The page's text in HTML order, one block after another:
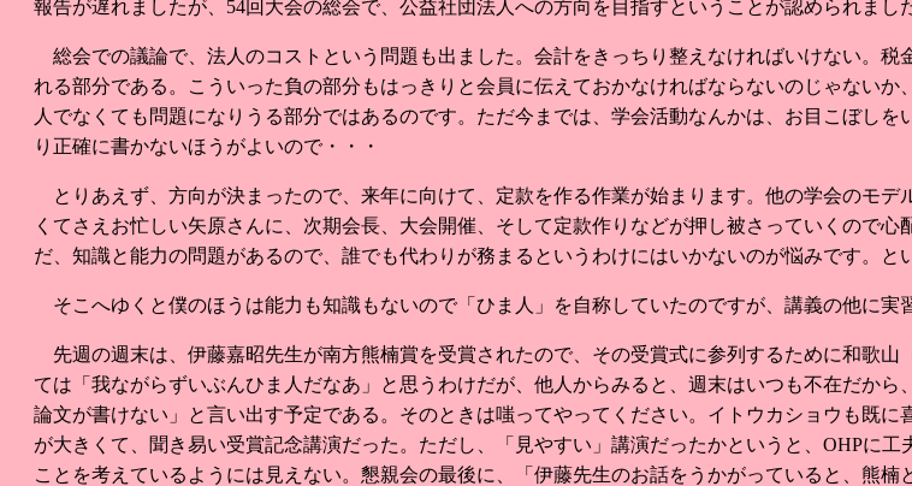
報告が遅れましたが、54回大会の総会で、公益社団法人への方向を目指すということが認められまし
総会での議論で、法人のコストという問題も出ました。会計をきっちり整えなければいけない。
れる部分である。こういった負の部分もはっきりと会員に伝えておかなければならないのじゃない
人でなくても問題になりうる部分ではあるのです。ただ今までは、学会活動なんかは、お目こぼし
り正確に書かないほうがよいので・・・
とりあえず、方向が決まったので、来年に向けて、定款を作る作業が始まります。他の学会のモ
くてさえお忙しい矢原さんに、次期会長、大会開催、そして定款作りなどが押し被さっていくので
だ、知識と能力の問題があるので、誰でも代わりが務まるというわけにはいかないのが悩みです。
そこへゆくと僕のほうは能力も知識もないので「ひま人」を自称していたのですが、講義の他に実
先週の週末は、伊藤嘉昭先生が南方熊楠賞を受賞されたので、その受賞式に参列するために和歌
ては「我ながらずいぶんひま人だなあ」と思うわけだが、他人からみると、週末はいつも不在だか
論文が書けない」と言い出す予定である。そのときは嗤ってやってください。イトウカショウも既
が大きくて、聞き易い受賞記念講演だった。ただし、「見やすい」講演だったかというと、OHPに
ことを考えているようには見えない。懇親会の最後に、「伊藤先生のお話をうかがっていると、熊